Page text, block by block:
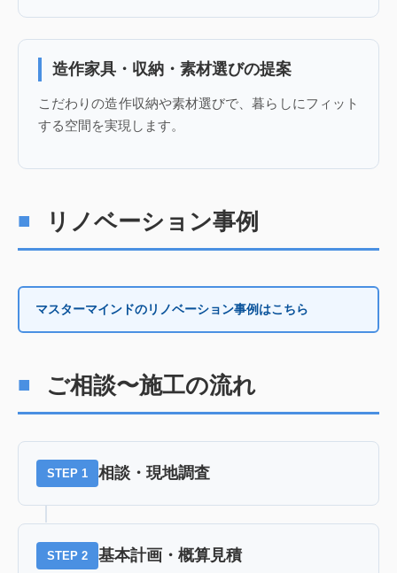
造作家具・収納・素材選びの提案
こだわりの造作収納や素材選びで、暮らしにフィット
する空間を実現します。
リノベーション事例
マスターマインドのリノベーション事例はこちら
ご相談〜施工の流れ
STEP 1 相談・現地調査
STEP 2 基本計画・概算見積